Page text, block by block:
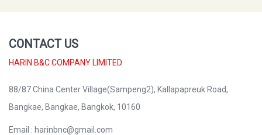
CONTACT US
HARIN B&C COMPANY LIMITED
88/87 China Center Village(Sampeng2), Kallapapreuk Road,
Bangkae, Bangkae, Bangkok, 10160
Email : harinbnc@gmail.com